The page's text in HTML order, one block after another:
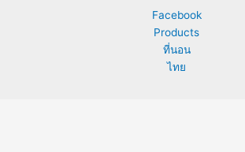
Facebook
Products
ที่นอน
ไทย